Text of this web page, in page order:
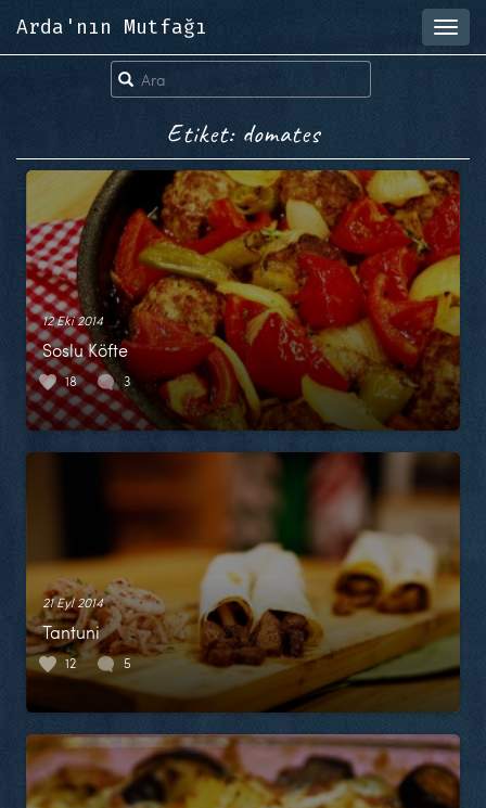
Arda'nın Mutfağı
Etiket: domates
12 Eki 2014
Soslu Köfte
18 3
21 Eyl 2014
Tantuni
12 5